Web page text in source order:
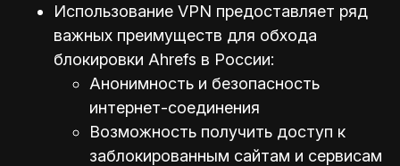
Использование VPN предоставляет ряд
важных преимуществ для обхода
блокировки Ahrefs в России:
Анонимность и безопасность
интернет-соединения
Возможность получить доступ к
заблокированным сайтам и сервисам